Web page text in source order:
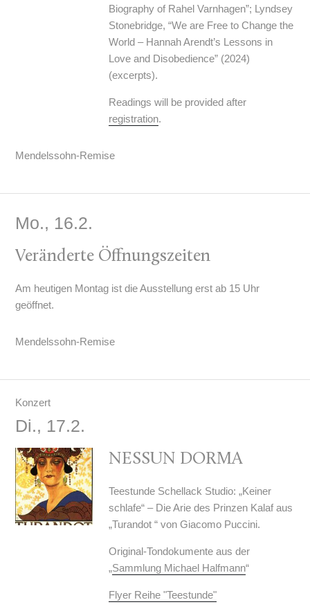
Biography of Rahel Varnhagen”; Lyndsey
Stonebridge, “We are Free to Change the
World – Hannah Arendt’s Lessons in
Love and Disobedience” (2024)
(excerpts).
Readings will be provided after
registration.
Mendelssohn-Remise
Mo., 16.2.
Veränderte Öffnungszeiten
Am heutigen Montag ist die Ausstellung erst ab 15 Uhr
geöffnet.
Mendelssohn-Remise
Konzert
Di., 17.2.
NESSUN DORMA
Teestunde Schellack Studio: „Keiner
schlafe“ – Die Arie des Prinzen Kalaf aus
„Turandot “ von Giacomo Puccini.
Original-Tondokumente aus der
„Sammlung Michael Halfmann“
Flyer Reihe "Teestunde"